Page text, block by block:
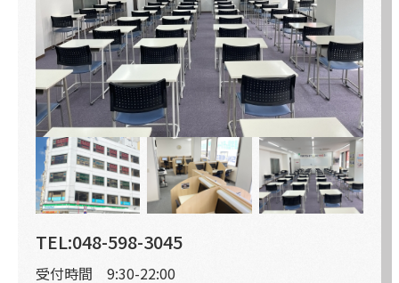
TEL:048-598-3045
受付時間 9:30-22:00